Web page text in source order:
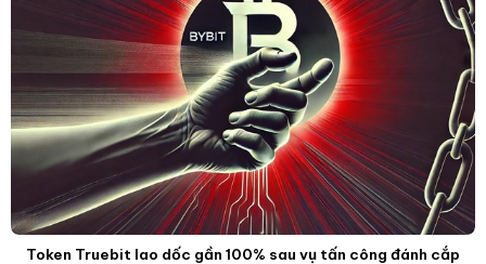
Token Truebit lao dốc gần 100% sau vụ tấn công đánh cắp